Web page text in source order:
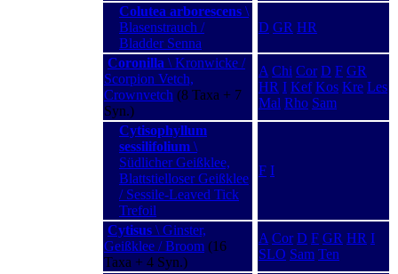
Colutea arborescens \
Blasenstrauch /
Bladder Senna
D GR HR
Coronilla \ Kronwicke /
Scorpion Vetch,
Crownvetch (8 Taxa + 7
Syn.)
A Chi Cor D F GR
HR I Kef Kos Kre Les
Mal Rho Sam
Cytisophyllum
sessilifolium \
Südlicher Geißklee,
Blattstielloser Geißklee
/ Sessile-Leaved Tick
Trefoil
F I
Cytisus \ Ginster,
Geißklee / Broom (16
Taxa + 4 Syn.)
A Cor D F GR HR I
SLO Sam Ten